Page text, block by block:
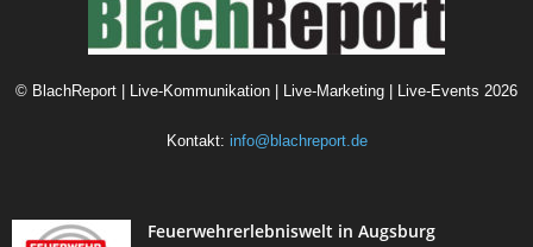
© BlachReport | Live-Kommunikation | Live-Marketing | Live-Events 2026
Kontakt: info@blachreport.de
Feuerwehrerlebniswelt in Augsburg